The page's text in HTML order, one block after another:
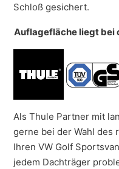
Schloß gesichert.
Auflagefläche liegt bei
Als Thule Partner mit
gerne bei der Wahl des
Ihren VW Golf
jedem Dachträger